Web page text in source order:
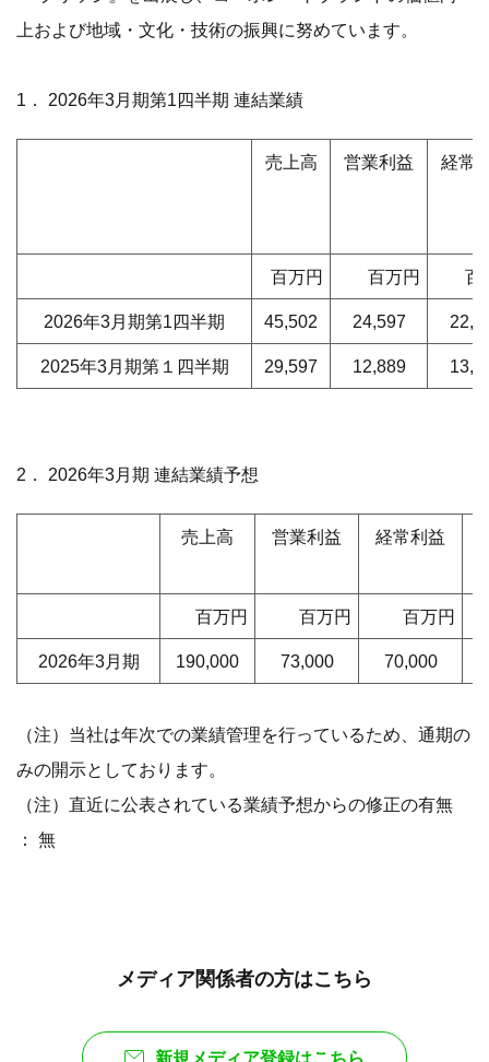
上および地域・文化・技術の振興に努めています。
1． 2026年3月期第1四半期 連結業績
売上高 営業利益 経常
百万円 百万円 百
2026年3月期第1四半期 45,502 24,597
2025年3月期第１四半期 29,597 12,889
2． 2026年3月期 連結業績予想
売上高 営業利益 経常利益
百万円 百万円 百万円
2026年3月期 190,000 73,000 70,000
（注）当社は年次での業績管理を行っているため、通期の
みの開示としております。
（注）直近に公表されている業績予想からの修正の有無
： 無
メディア関係者の方はこちら
新規メディア登録はこちら